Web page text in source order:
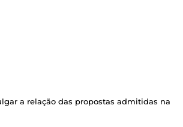
a relação das propostas admitidas na